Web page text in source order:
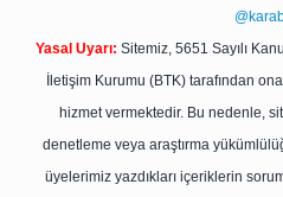
Yasal Uyarı: Sitemiz, 5651 Sayılı
İletişim Kurumu (BTK) tarafından
hizmet vermektedir. Bu nedenle,
denetleme veya araştırma
üyelerimiz yazdıkları içeriklerin